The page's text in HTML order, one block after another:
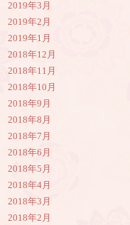
2019年3月
2019年2月
2019年1月
2018年12月
2018年11月
2018年10月
2018年9月
2018年8月
2018年7月
2018年6月
2018年5月
2018年4月
2018年3月
2018年2月